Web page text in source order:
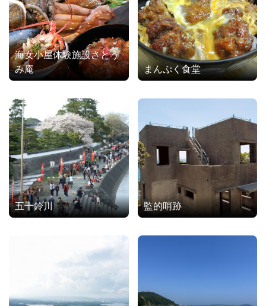
海女小屋体験施設さとう
み庵
まんぷく食堂
五十鈴川 監的哨跡